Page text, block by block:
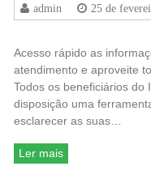
admin 25 de
Acesso rápido as
atendimento e aproveite
Todos os beneficiários do
disposição uma
esclarecer as suas…
Ler mais